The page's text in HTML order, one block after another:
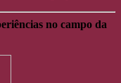
no campo da